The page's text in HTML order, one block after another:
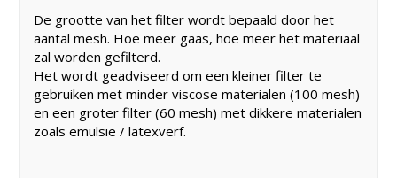
De grootte van het filter wordt bepaald door het
aantal mesh. Hoe meer gaas, hoe meer het materiaal
zal worden gefilterd.
Het wordt geadviseerd om een ​​kleiner filter te
gebruiken met minder viscose materialen (100 mesh)
en een groter filter (60 mesh) met dikkere materialen
zoals emulsie / latexverf.